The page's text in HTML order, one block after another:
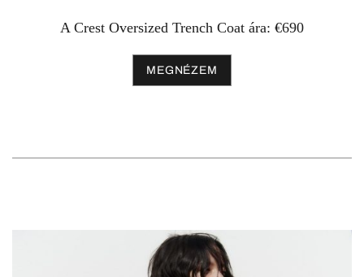
A Crest Oversized Trench Coat ára: €690
MEGNÉZEM